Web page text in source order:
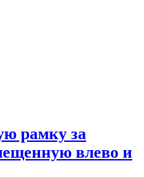
рамку за
влево и